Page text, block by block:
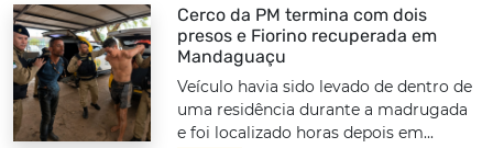
Cerco da PM termina com dois
presos e Fiorino recuperada em
Mandaguaçu
Veículo havia sido levado de dentro de
uma residência durante a madrugada
e foi localizado horas depois em...